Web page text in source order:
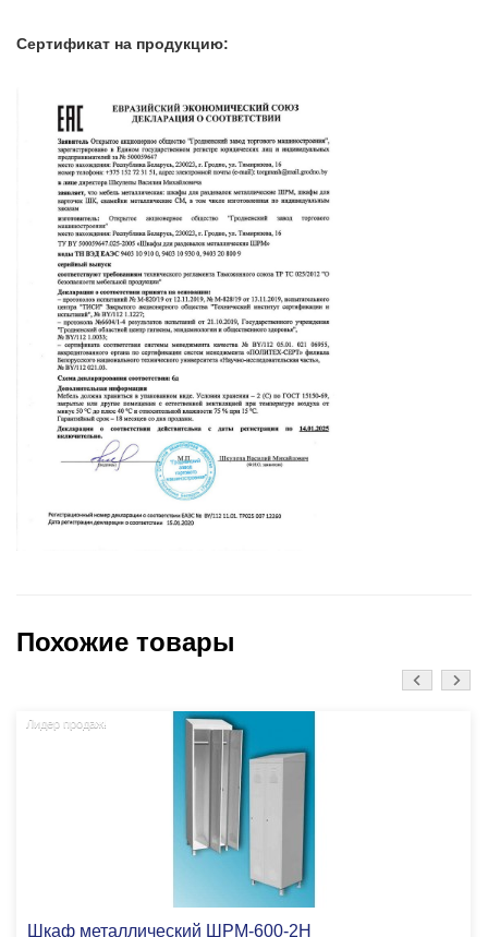
Сертификат на продукцию:
Похожие товары
Лидер продаж!
Шкаф металлический ШРМ-600-2Н